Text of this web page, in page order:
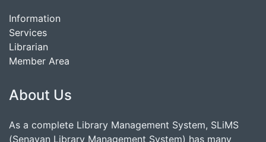
Information
Services
Librarian
Member Area
About Us
As a complete Library Management System, SLiMS
(Senayan Library Management System) has many